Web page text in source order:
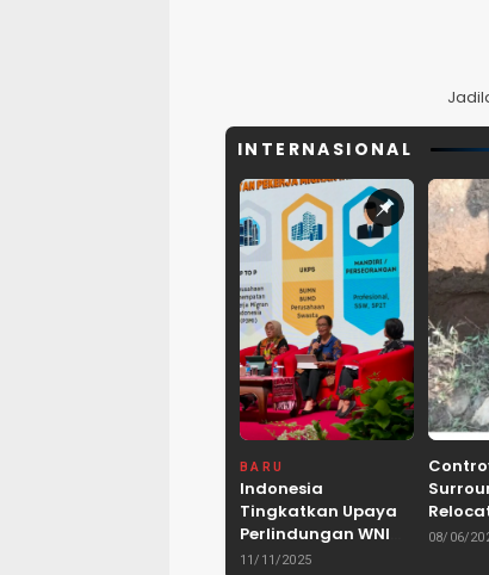
INTERNASIONAL
BARU
Indonesia
Tingkatkan Upaya
Perlindungan WNI
dan Pemberantasan
11/11/2025
Dam
08/06/